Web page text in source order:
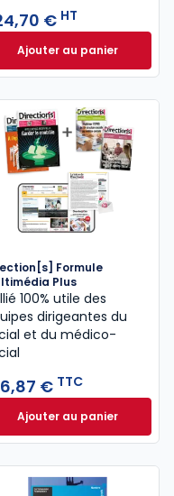
à 129,79 € TTC
€ HT
Ajouter au panier
Le Media Social -
à 49,00 € TTC
Formule
Plus
100% utile des
dirigeantes du
et du médico-
€ TTC
Ajouter au panier
Direction[s]